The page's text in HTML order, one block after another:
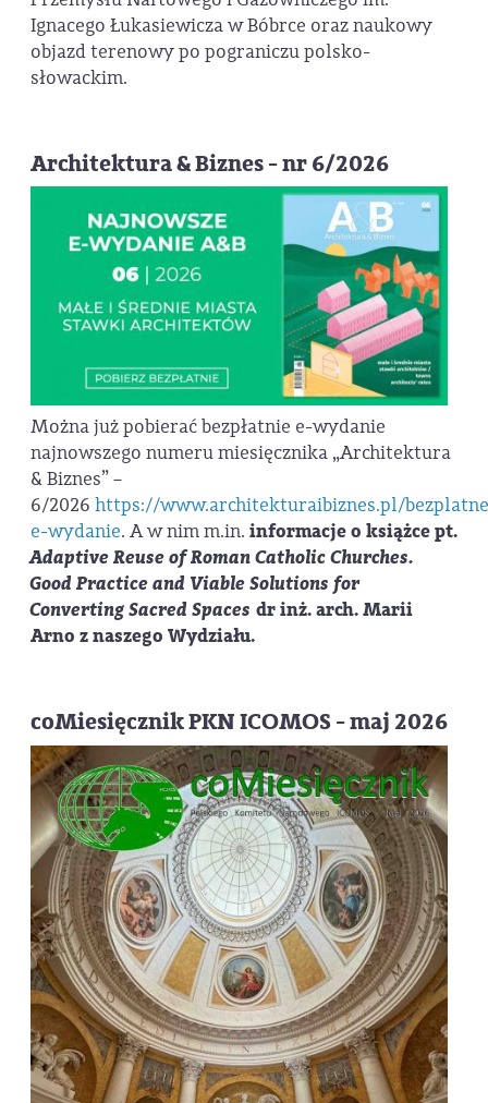
Ignacego Łukasiewicza w Bóbrce oraz naukowy
objazd terenowy po pograniczu polsko-
słowackim.
Architektura & Biznes - nr 6/2026
Można już pobierać bezpłatnie e-wydanie
najnowszego numeru miesięcznika „Architektura
& Biznes” –
6/2026 https://www.architekturaibiznes.pl/
e-wydanie. A w nim m.in. informacje o książce pt.
Adaptive Reuse of Roman Catholic Churches.
Good Practice and Viable Solutions for
Converting Sacred Spaces dr inż. arch. Marii
Arno z naszego Wydziału.
coMiesięcznik PKN ICOMOS - maj 2026